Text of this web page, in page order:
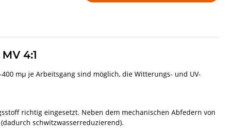
4:1
mµ je Arbeitsgang sind möglich, die Witterungs- und UV-
richtig eingesetzt. Neben dem mechanischen Abfedern von
schwitzwasserreduzierend).